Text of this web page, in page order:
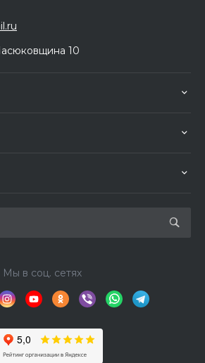
10
Мы в соц. сетях